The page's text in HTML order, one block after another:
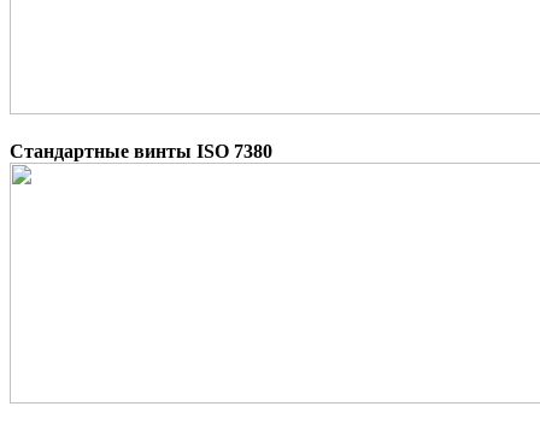
Стандартные винты ISO 7380